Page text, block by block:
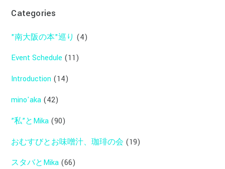
Categories
"南大阪の本"巡り (4)
Event Schedule (11)
Introduction (14)
mino'aka (42)
”私”とMika (90)
おむすびとお味噌汁、珈琲の会 (19)
スタバとMika (66)